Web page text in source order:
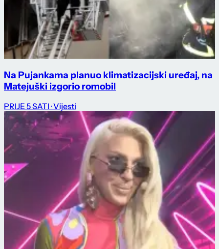
Na Pujankama planuo klimatizacijski uređaj, na
Matejuški izgorio romobil
PRIJE 5 SATI · Vijesti